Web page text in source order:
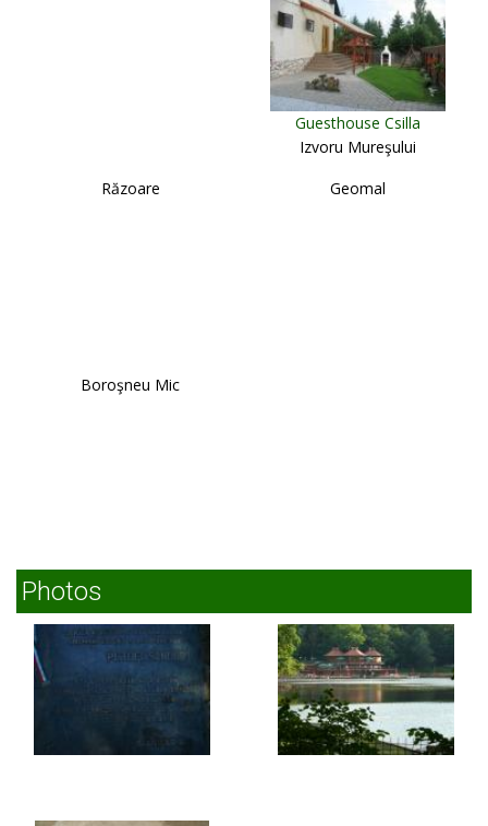
Guesthouse Csilla
Izvoru Mureşului
Răzoare
Geomal
Boroşneu Mic
Photos